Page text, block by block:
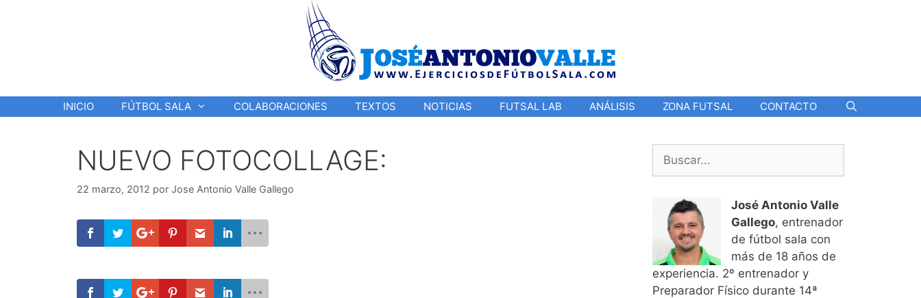
INICIO FÚTBOL SALA COLABORACIONES TEXTOS NOTICIAS FUTSAL LAB ANÁLISIS ZONA FUTSAL CONTACTO
NUEVO FOTOCOLLAGE:
22 marzo, 2012 por Jose Antonio Valle Gallego
Buscar:
José Antonio Valle
Gallego, entrenador
de fútbol sala con
más de 18 años de
experiencia. 2º entrenador y
Preparador Físico durante 14ª